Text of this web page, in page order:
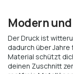
Modern
Der Druck ist
dadurch über
Material schützt
deinen Zuschnitt